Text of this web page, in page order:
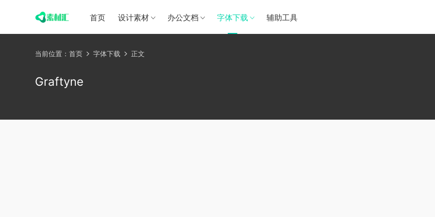
首页 设计素材 办公文档 字体下载 辅助工具
当前位置： 首页 字体下载 正文
Graftyne